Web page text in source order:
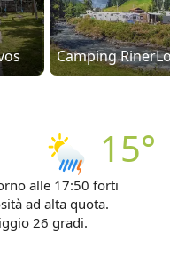
Camping
15°
alle 17:50 forti
ad alta quota.
26 gradi.